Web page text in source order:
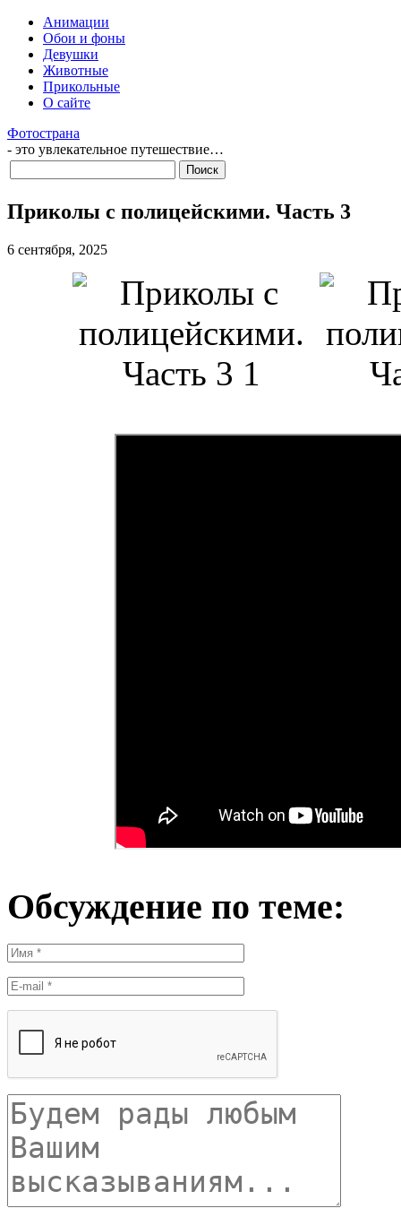
Анимации
Обои и фоны
Девушки
Животные
Прикольные
О сайте
Фотострана
- это увлекательное путешествие…
Приколы с полицейскими. Часть 3
6 сентября, 2025
Обсуждение по теме: